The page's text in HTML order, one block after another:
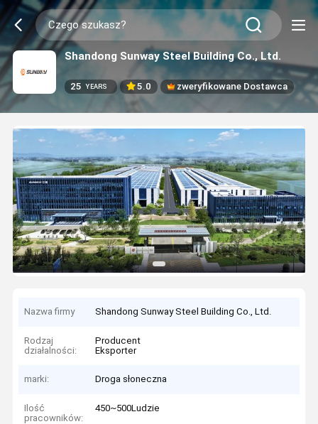
Shandong Sunway Steel Building Co., Ltd.
25 YEARS 5.0 zweryfikowane Dostawca
Nazwa firmy Shandong Sunway Steel Building Co., Ltd.
Rodzaj
działalności:
Producent
Eksporter
marki: Droga słoneczna
Ilość
pracowników:
450~500Ludzie